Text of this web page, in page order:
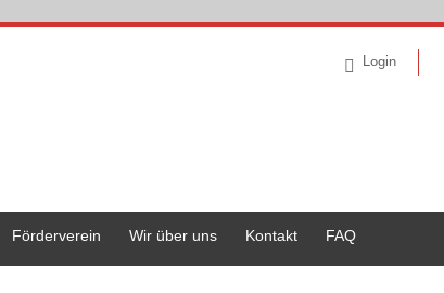
Login
Förderverein Wir über uns Kontakt FAQ